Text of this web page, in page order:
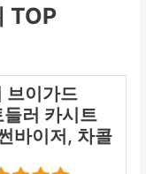
TOP
브이가드
러 카시트
바이저, 차콜